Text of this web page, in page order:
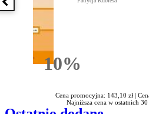
Poprzednia książka
10%Rabatu
Cena promocyjna: 143,10 zł |
Najniższa cena w ostatnich